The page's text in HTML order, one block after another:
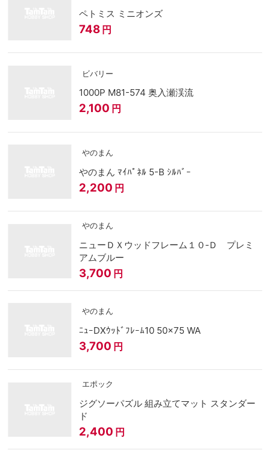
ペトミス ミニオンズ
748 円
ビバリー
1000P M81-574 奥入瀬渓流
2,100 円
やのまん
やのまん ﾏｲﾊﾟﾈﾙ 5-B ｼﾙﾊﾞｰ
2,200 円
やのまん
ニューＤＸウッドフレーム１０‐Ｄ プレミ
アムブルー
3,700 円
やのまん
ﾆｭｰDXｳｯﾄﾞﾌﾚｰﾑ10 50x75 WA
3,700 円
エポック
ジグソーパズル 組み立てマット スタンダー
ド
2,400 円